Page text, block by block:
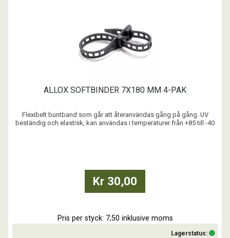
ALLOX SOFTBINDER 7X180 MM 4-PAK
Flexibelt buntband som går att återanvändas gång på gång. UV
beständig och elastisk, kan användas i temperaturer från +85 till -40
Kr 30,00
Pris per styck: 7,50 inklusive moms
Lagerstatus: